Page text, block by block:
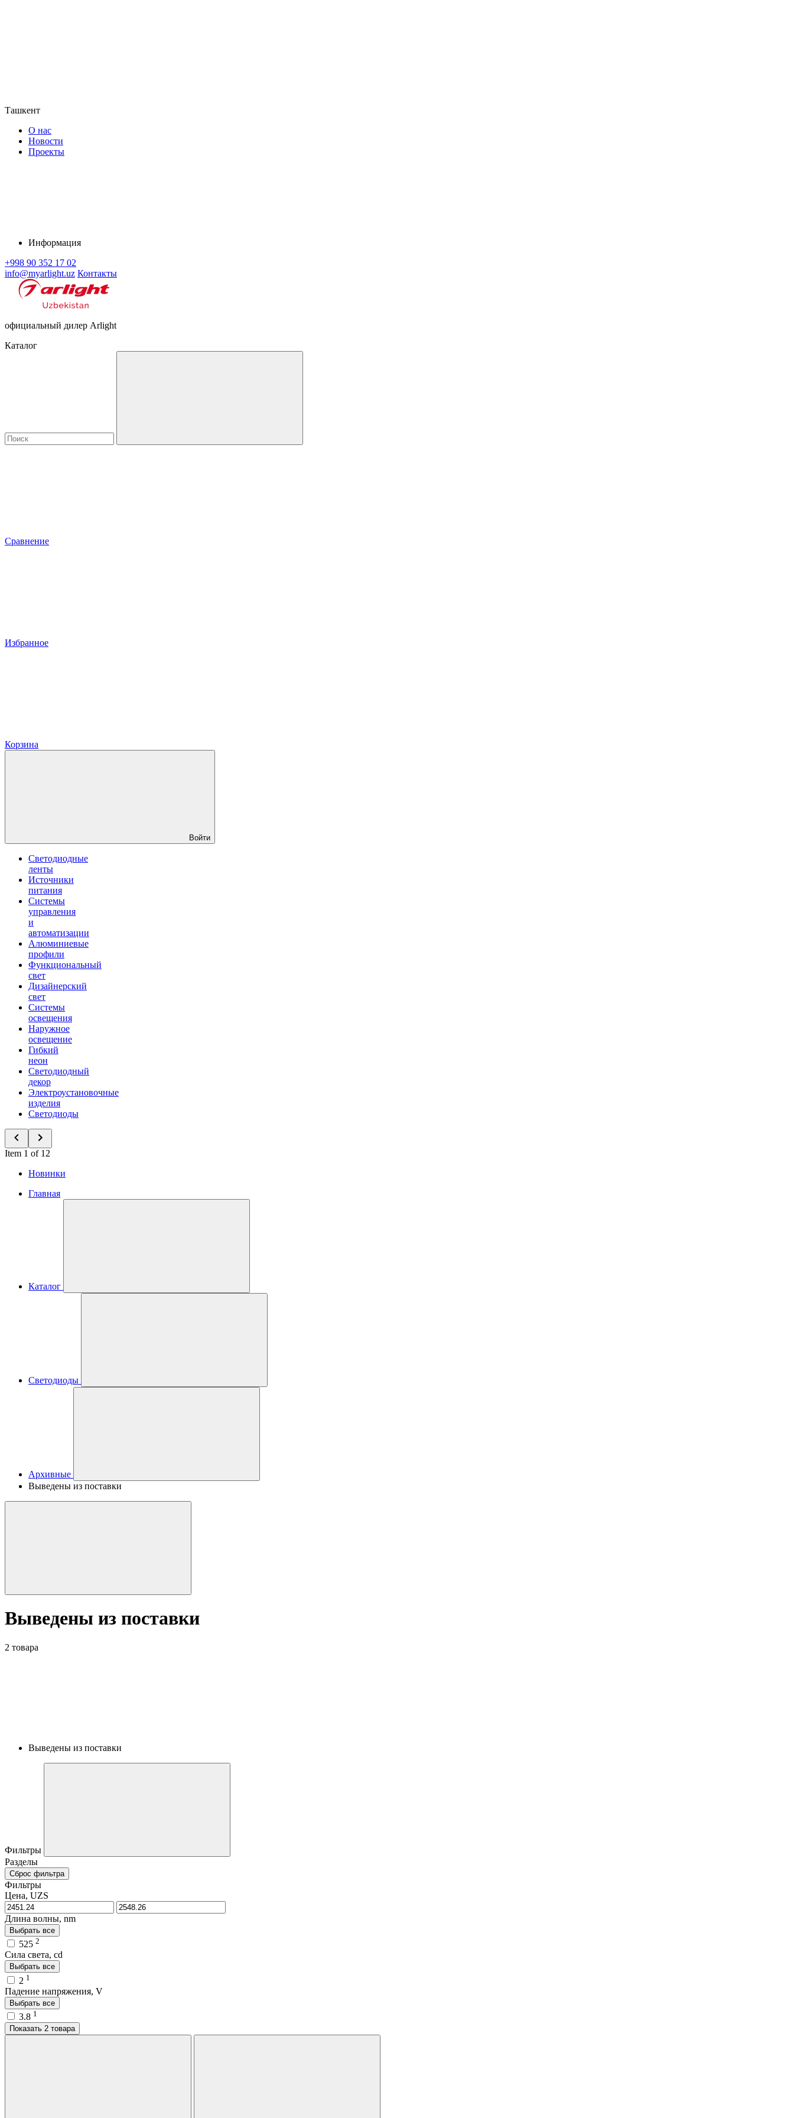
Ташкент
О нас
Новости
Проекты
Информация
+998 90 352 17 02
info@myarlight.uz Контакты
официальный дилер Arlight
Каталог
Сравнение
Избранное
Корзина
Войти
Светодиодные
ленты
Источники
питания
Системы
управления
и
автоматизации
Алюминиевые
профили
Функциональный
свет
Дизайнерский
свет
Системы
освещения
Наружное
освещение
Гибкий
неон
Светодиодный
декор
Электроустановочные
изделия
Светодиоды
Item 1 of 12
Новинки
Главная
Каталог
Светодиоды
Архивные
Выведены из поставки
Выведены из поставки
2 товара
Выведены из поставки
Фильтры
Разделы
Сброс фильтра
Фильтры
Цена, UZS
Длина волны, nm
Выбрать все
525 2
Сила света, cd
Выбрать все
2 1
Падение напряжения, V
Выбрать все
3.8 1
Показать 2 товара